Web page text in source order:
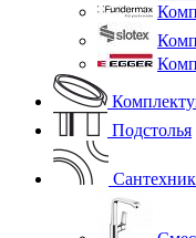
Подстолья